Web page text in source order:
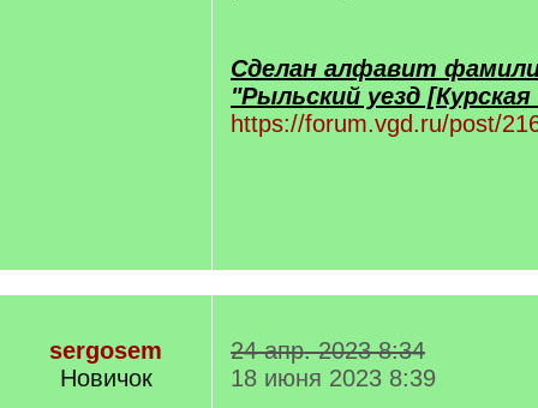
Сделан алфавит
"Рыльский уезд
https://forum.vgd.ru/post/
sergosem
Новичок
24 апр. 2023 8:34
18 июня 2023 8:39